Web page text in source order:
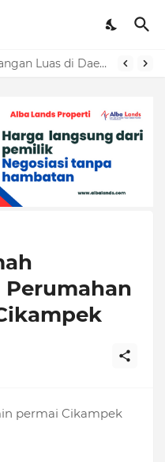
Rumah Dijual Dengan Pekarangan Luas di Daerah Purwakarta
permai Cikampek